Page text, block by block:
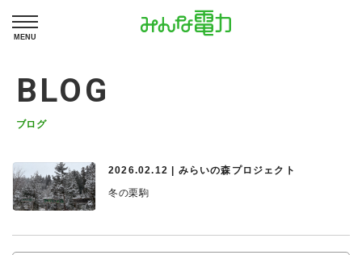
MENU
BLOG
ブログ
2026.02.12 | みらいの森プロジェクト
冬の栗駒